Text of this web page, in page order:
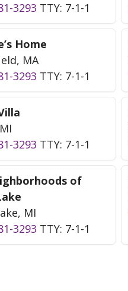
3293 TTY: 7-1-1
Home
MA
3293 TTY: 7-1-1
3293 TTY: 7-1-1
of
MI
3293 TTY: 7-1-1